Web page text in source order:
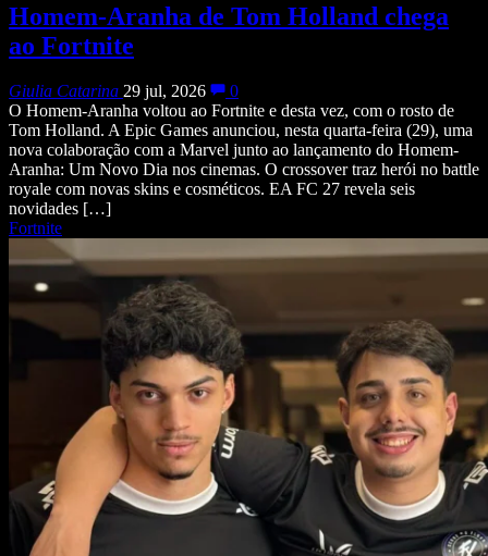
Homem-Aranha de Tom Holland chega
ao Fortnite
Giulia Catarina 29 jul, 2026
0
O Homem-Aranha voltou ao Fortnite e desta vez, com o rosto de
Tom Holland. A Epic Games anunciou, nesta quarta-feira (29), uma
nova colaboração com a Marvel junto ao lançamento do Homem-
Aranha: Um Novo Dia nos cinemas. O crossover traz herói no battle
royale com novas skins e cosméticos. EA FC 27 revela seis
novidades […]
Fortnite